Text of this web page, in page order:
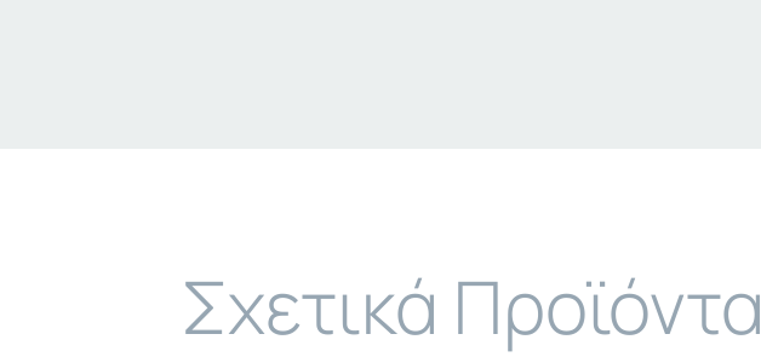
Σχετικά Προϊόντα